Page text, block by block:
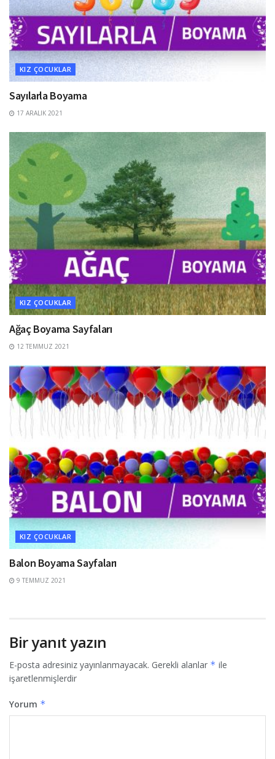
KIZ ÇOCUKLAR
Sayılarla Boyama
17 ARALIK 2021
KIZ ÇOCUKLAR
Ağaç Boyama Sayfaları
12 TEMMUZ 2021
KIZ ÇOCUKLAR
Balon Boyama Sayfaları
9 TEMMUZ 2021
Bir yanıt yazın
E-posta adresiniz yayınlanmayacak. Gerekli alanlar * ile
işaretlenmişlerdir
Yorum *